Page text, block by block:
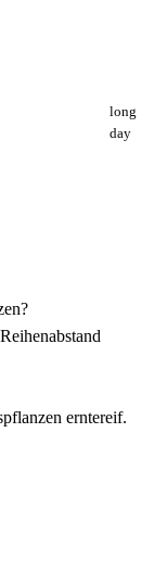
long
day
erntereif.